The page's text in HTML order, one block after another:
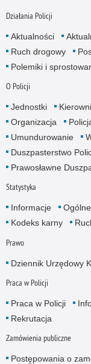
Działania Policji
Aktualności
Ruch drogowy
Polemiki i
O Policji
Jednostki
Organizacja
Umundurowanie
Duszpasterstwo
Prawosławne
Statystyka
Informacje
Kodeks karny
Prawo
Dziennik Urzędowy
Praca w Policji
Praca w Policji
Rekrutacja
Zamówienia publiczne
Postępowania o